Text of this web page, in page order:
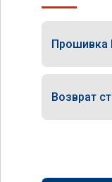
Прошивка
Возврат